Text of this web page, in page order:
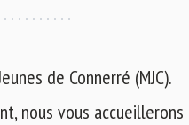
de Connerré (MJC).
nous vous accueillerons